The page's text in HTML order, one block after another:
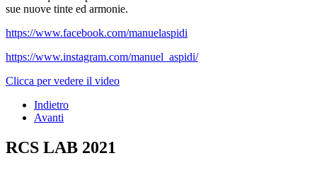
sue nuove tinte ed armonie.
https://www.facebook.com/manuelaspidi
https://www.instagram.com/manuel_aspidi/
Clicca per vedere il video
Indietro
Avanti
RCS LAB 2021